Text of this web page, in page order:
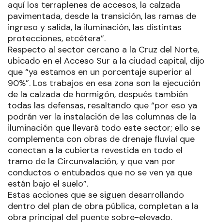
aquí los terraplenes de accesos, la calzada
pavimentada, desde la transición, las ramas de
ingreso y salida, la iluminación, las distintas
protecciones, etcétera”.
Respecto al sector cercano a la Cruz del Norte,
ubicado en el Acceso Sur a la ciudad capital, dijo
que “ya estamos en un porcentaje superior al
90%”. Los trabajos en esa zona son la ejecución
de la calzada de hormigón, después también
todas las defensas, resaltando que “por eso ya
podrán ver la instalación de las columnas de la
iluminación que llevará todo este sector; ello se
complementa con obras de drenaje fluvial que
conectan a la cubierta revestida en todo el
tramo de la Circunvalación, y que van por
conductos o entubados que no se ven ya que
están bajo el suelo”.
Estas acciones que se siguen desarrollando
dentro del plan de obra pública, completan a la
obra principal del puente sobre-elevado.